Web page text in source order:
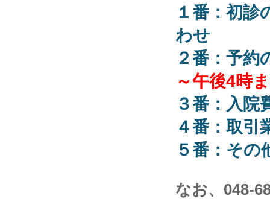
１番：初診
わせ
２番：予約
～午後4時
３番：入院
４番：取引
５番：その
なお、048-